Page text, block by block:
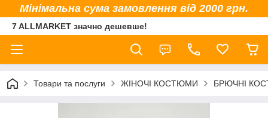
Мінімальна сума замовлення від 2000 грн.
7 ALLMARKET значно дешевше!
Товари та послуги ЖІНОЧІ КОСТЮМИ БРЮЧНІ